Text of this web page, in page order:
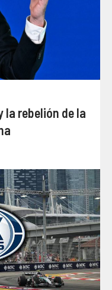
la rebelión de la